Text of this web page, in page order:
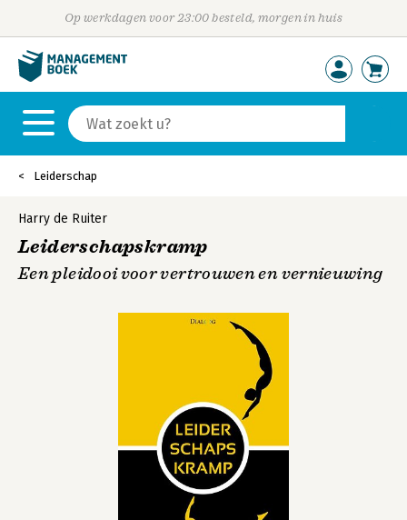
Op werkdagen voor 23:00 besteld, morgen in huis
Leiderschap
Harry de Ruiter
Leiderschapskramp
Een pleidooi voor vertrouwen en vernieuwing